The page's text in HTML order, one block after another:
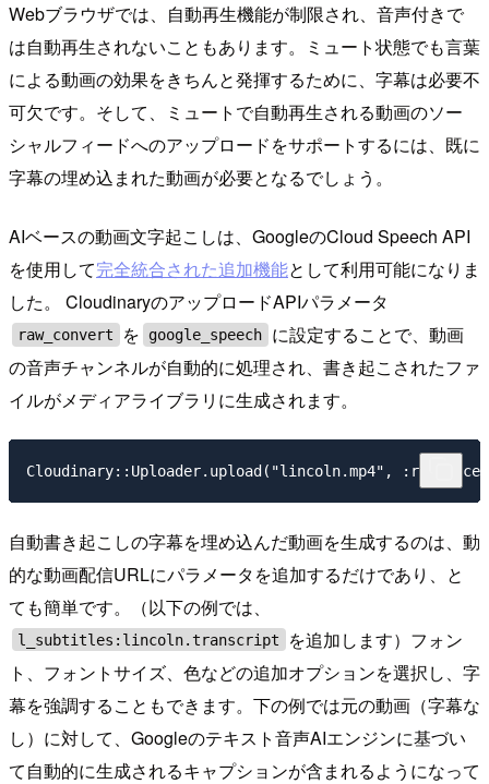
Webブラウザでは、自動再生機能が制限され、音声付きで
は自動再生されないこともあります。ミュート状態でも言葉
による動画の効果をきちんと発揮するために、字幕は必要不
可欠です。そして、ミュートで自動再生される動画のソー
シャルフィードへのアップロードをサポートするには、既に
字幕の埋め込まれた動画が必要となるでしょう。
AIベースの動画文字起こしは、GoogleのCloud Speech API
を使用して完全統合された追加機能として利用可能になりま
した。 CloudinaryのアップロードAPIパラメータ
raw_convert を google_speech
に設定することで、動画
の音声チャンネルが自動的に処理され、書き起こされたファ
イルがメディアライブラリに生成されます。
Cloudinary::Uploader.upload("lincoln.mp4",
自動書き起こしの字幕を埋め込んだ動画を生成するのは、動
的な動画配信URLにパラメータを追加するだけであり、と
ても簡単です。（以下の例では、
l_subtitles:lincoln.transcript
を追加します）フォン
ト、フォントサイズ、色などの追加オプションを選択し、字
幕を強調することもできます。下の例では元の動画（字幕な
し）に対して、Googleのテキスト音声AIエンジンに基づい
て自動的に生成されるキャプションが含まれるようになって